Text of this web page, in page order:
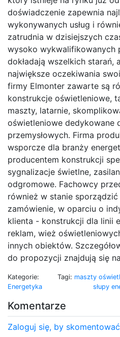
doświadczenie zapewnia
wykonywanych usług i
zatrudnia w dzisiejszych
wysoko wykwalifikowanych
dokładają wszelkich starań,
największe oczekiwania
firmy Elmonter zawarte są
konstrukcje oświetleniowe,
maszty, latarnie,
oświetleniowe dedykowane
przemysłowych. Firma
wsporcze dla branży
producentem konstrukcji
sygnalizacje świetlne,
odgromowe. Fachowcy
również w stanie
zamówienie, w oparciu o
klienta - konstrukcji dla linii
reklam, wież
innych obiektów.
do propozycji znajdują się
Kategorie:
Energetyka
Tagi: maszty
słupy
Komentarze
Zaloguj się, by skomentować